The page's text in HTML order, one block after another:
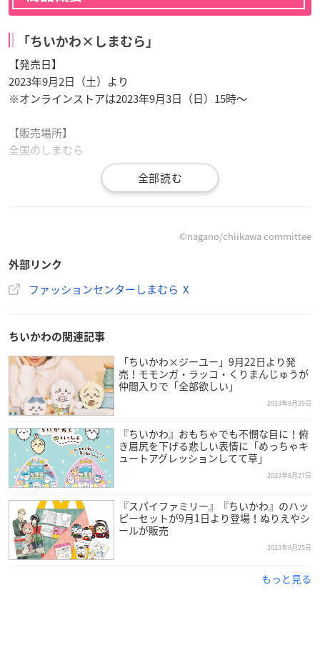
「ちいかわ×しまむら」
【発売日】
2023年9月2日（土）より
※オンラインストアは2023年9月3日（日）15時～
【販売場所】
全国のしまむら
#しまむらにて#ちいかわのグッズ
一部アイテムは9月3日(日)15時～オンラインストアにて販
売になります。
💻オンラインストア
m/7eB5Ieyn0S
— ファッションセンターしまむら (@shimamura_gr) Augu
st 31, 2023
©︎nagano/chiikawa committee
外部リンク
ファッションセンターしまむら X
ちいかわの関連記事
「ちいかわ×ジーユー」9月22日より発
売！モモンガ・ラッコ・くりまんじゅうが
仲間入りで「全部欲しい」
2023年8月29日
『ちいかわ』おもちゃでも不憫な目に！俯
き眉尻を下げる悲しい表情に「めっちゃキ
ュートアグレッションしてて草」
2023年8月27日
『スパイファミリー』『ちいかわ』のハッ
ピーセットが9月1日より登場！ぬりえやシ
ールが販売
2023年8月25日
もっと見る